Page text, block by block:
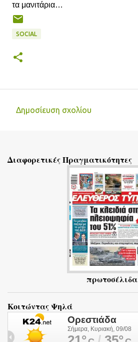
τα μανιτάρια…
SOCIAL
λ
Δημοσίευση σχολίου
Διαφορετικές Πραγματικότητες
πρωτοσέλιδα
Κοιτώντας Ψηλά